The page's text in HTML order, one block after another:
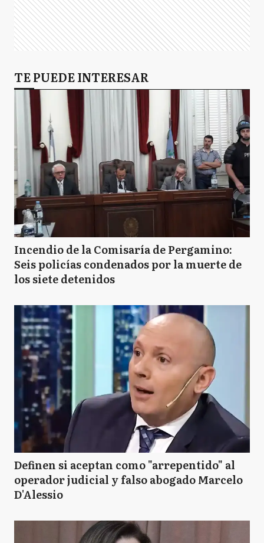
TE PUEDE INTERESAR
Incendio de la Comisaría de Pergamino:
Seis policías condenados por la muerte de
los siete detenidos
Definen si aceptan como "arrepentido" al
operador judicial y falso abogado Marcelo
D'Alessio